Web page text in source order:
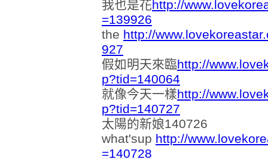
我也是花http://
=139926
the http://
927
假如明天來臨http://
p?tid=140064
就像今天一樣http://
p?tid=140727
太陽的新娘140726
what'sup http://
=140728